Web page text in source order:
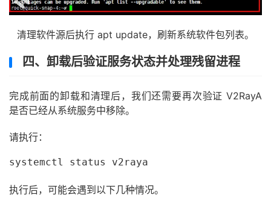
清理软件源后执行 apt update，刷新系统软件包列表。
四、卸载后验证服务状态并处理残留进程
完成前面的卸载和清理后，我们还需要再次验证 V2RayA
是否已经从系统服务中移除。
请执行：
systemctl status v2raya
执行后，可能会遇到以下几种情况。